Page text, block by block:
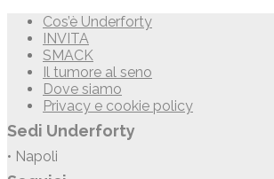
Cos’è Underforty
INVITA
SMACK
Il tumore al seno
Dove siamo
Privacy e cookie policy
Sedi Underforty
• Napoli